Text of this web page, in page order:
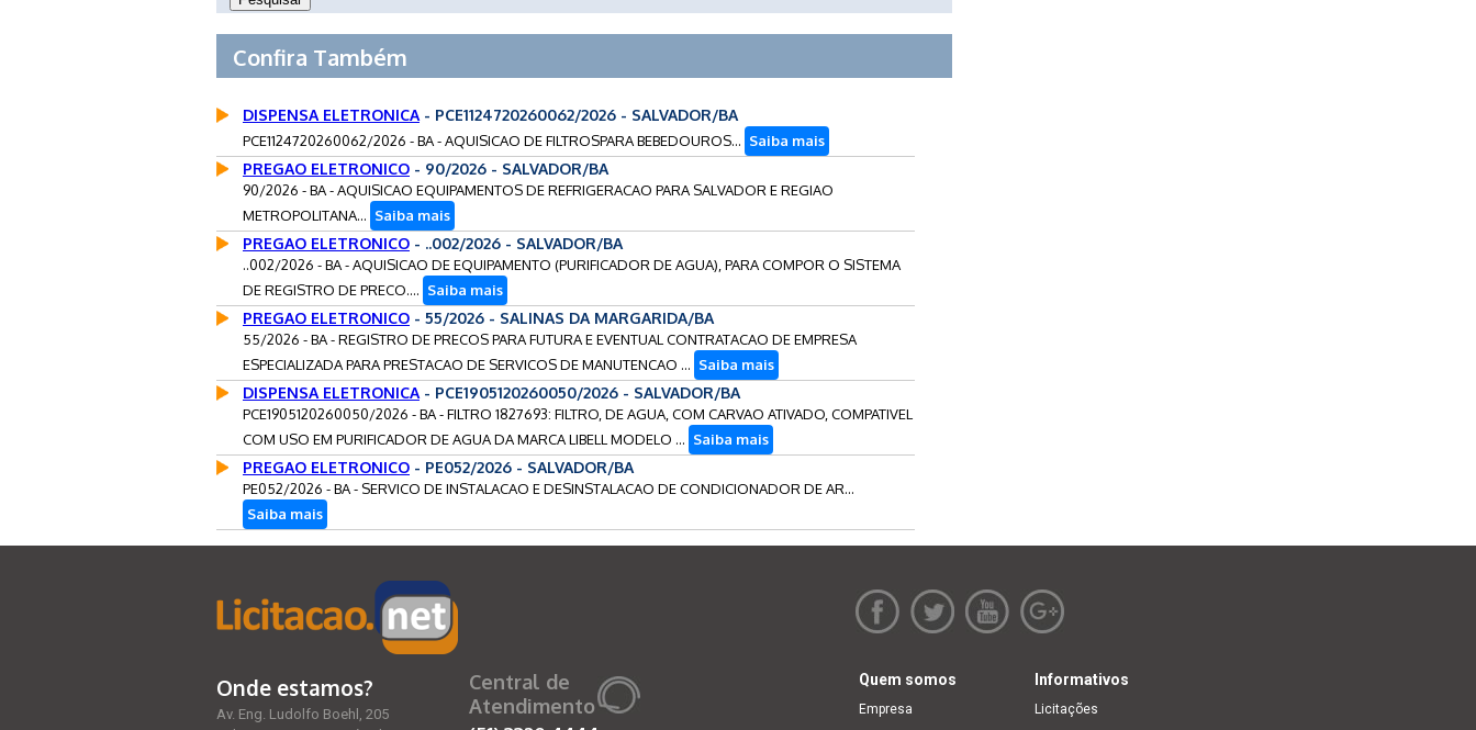
Confira Também
DISPENSA ELETRONICA - PCE1124720260062/2026 - SALVADOR/BA
PCE1124720260062/2026 - BA - AQUISICAO DE FILTROSPARA BEBEDOUROS... Saiba mais
PREGAO ELETRONICO - 90/2026 - SALVADOR/BA
90/2026 - BA - AQUISICAO EQUIPAMENTOS DE REFRIGERACAO PARA SALVADOR E REGIAO
METROPOLITANA... Saiba mais
PREGAO ELETRONICO - ..002/2026 - SALVADOR/BA
..002/2026 - BA - AQUISICAO DE EQUIPAMENTO (PURIFICADOR DE AGUA), PARA COMPOR O SISTEMA
DE REGISTRO DE PRECO.... Saiba mais
PREGAO ELETRONICO - 55/2026 - SALINAS DA MARGARIDA/BA
55/2026 - BA - REGISTRO DE PRECOS PARA FUTURA E EVENTUAL CONTRATACAO DE EMPRESA
ESPECIALIZADA PARA PRESTACAO DE SERVICOS DE MANUTENCAO ... Saiba mais
DISPENSA ELETRONICA - PCE1905120260050/2026 - SALVADOR/BA
PCE1905120260050/2026 - BA - FILTRO 1827693: FILTRO, DE AGUA, COM CARVAO ATIVADO, COMPATIVEL
COM USO EM PURIFICADOR DE AGUA DA MARCA LIBELL MODELO ... Saiba mais
PREGAO ELETRONICO - PE052/2026 - SALVADOR/BA
PE052/2026 - BA - SERVICO DE INSTALACAO E DESINSTALACAO DE CONDICIONADOR DE AR...
Saiba mais
Onde estamos?
Av. Eng. Ludolfo Boehl, 205
Central de
Atendimento
Quem somos
Empresa
Informativos
Licitações